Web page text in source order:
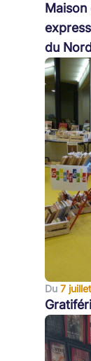
du Nord
Du 7 juillet